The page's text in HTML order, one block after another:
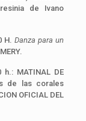
de Ivano
H. Danza para un
h.: MATINAL DE
de las corales
OFICIAL DEL